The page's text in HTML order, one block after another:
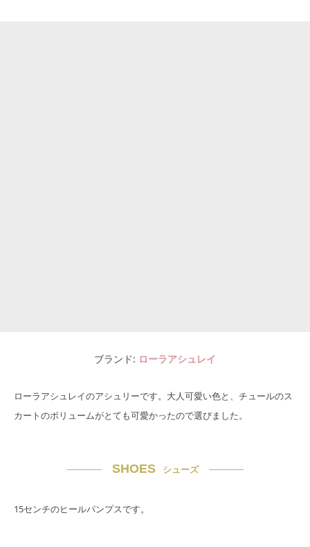
ブランド ローラアシュレイ
ローラアシュレイのアシュリーです。大人可愛い色と、チュールのス
カートのボリュームがとても可愛かったので選びました。
SHOES シューズ
15センチのヒールパンプスです。